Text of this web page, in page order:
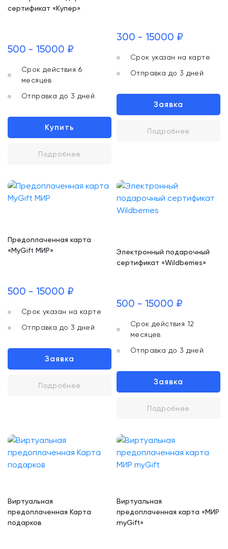
сертификат «Купер»
500 - 15000 ₽
Срок действия 6
месяцев
Отправка до 3 дней
Купить
Подробнее
300 - 15000 ₽
Срок указан на карте
Отправка до 3 дней
Заявка
Подробнее
Предоплаченная карта
«MyGift МИР»
500 - 15000 ₽
Срок указан на карте
Отправка до 3 дней
Заявка
Подробнее
Электронный подарочный
сертификат «Wildberries»
500 - 15000 ₽
Срок действия 12
месяцев
Отправка до 3 дней
Заявка
Подробнее
Виртуальная
предоплаченная Карта
подарков
Виртуальная
предоплаченная карта «МИР
myGift»